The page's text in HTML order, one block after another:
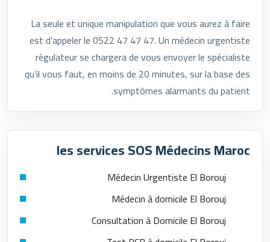
La seule et unique manipulation que vous aurez à faire
est d’appeler le 0522 47 47 47. Un médecin urgentiste
régulateur se chargera de vous envoyer le spécialiste
qu’il vous faut, en moins de 20 minutes, sur la base des
symptômes alarmants du patient.
les services SOS Médecins Maroc
Médecin Urgentiste El Borouj
Médecin à domicile El Borouj
Consultation à Domicile El Borouj